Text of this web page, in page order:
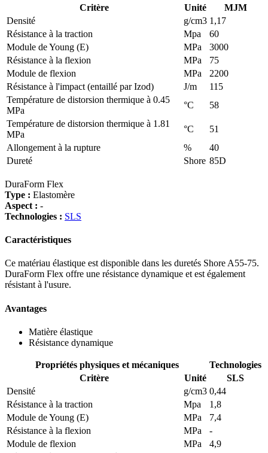
Critère
Unité
MJM
Densité
g/cm3 1,17
Résistance à la traction
Mpa
60
Module de Young (E)
MPa
3000
Résistance à la flexion
MPa
75
Module de flexion
MPa
2200
Résistance à l'impact (entaillé par Izod)
J/m
115
Température de distorsion thermique à 0.45
MPa
°C
58
Température de distorsion thermique à 1.81
MPa
°C
51
Allongement à la rupture
%
40
Dureté
Shore 85D
DuraForm Flex
Type : Elastomère
Aspect : -
Technologies : SLS
Caractéristiques
Ce matériau élastique est disponible dans les duretés Shore A55-75.
DuraForm Flex offre une résistance dynamique et est également
résistant à l'usure.
Avantages
Matière élastique
Résistance dynamique
Propriétés physiques et mécaniques
Technologies
Critère
Unité
SLS
Densité
g/cm3 0,44
Résistance à la traction
Mpa
1,8
Module de Young (E)
MPa
7,4
Résistance à la flexion
MPa
-
Module de flexion
MPa
4,9